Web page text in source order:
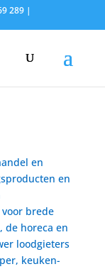
289 |
en
en
brede
de horeca en
loodgieters
keuken-